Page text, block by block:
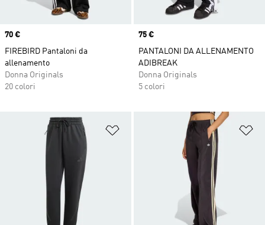
Price
70 €
FIREBIRD Pantaloni da
allenamento
Donna Originals
20 colori
Price
75 €
PANTALONI DA ALLENAMENTO
ADIBREAK
Donna Originals
5 colori
Aggiungi alla lista dei desideri